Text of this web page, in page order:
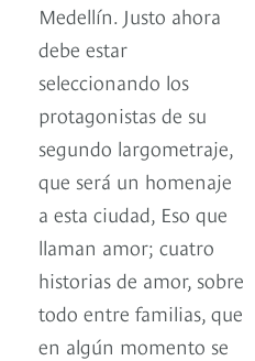
Medellín. Justo ahora
debe estar
seleccionando los
protagonistas de su
segundo largometraje,
que será un homenaje
a esta ciudad, Eso que
llaman amor; cuatro
historias de amor, sobre
todo entre familias, que
en algún momento se